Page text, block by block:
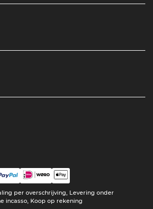
per overschrijving, Levering onder
incasso, Koop op rekening